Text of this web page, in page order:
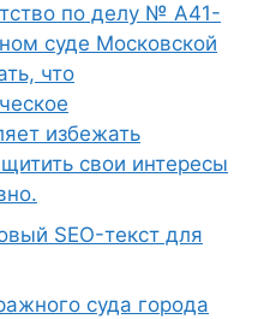
по делу № А41-
суде Московской
что
избежать
свои интересы
SEO-текст для
суда города